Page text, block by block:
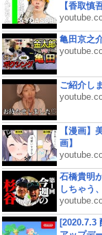
【香取慎吾
亀田京之
ご紹介し
【漫画】
画】
石橋貴明
しちゃう
[2020.7.3